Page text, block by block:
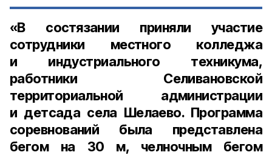
«В состязании приняли участие
сотрудники местного колледжа
и индустриального техникума,
работники Селивановской
территориальной администрации
и детсада села Шелаево. Программа
соревнований была представлена
бегом на 30 м, челночным бегом